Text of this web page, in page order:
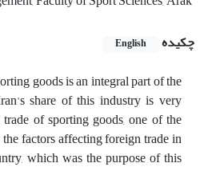
چکیده
English
goods is an integral part of the
share of this industry is very
of sporting goods, one of the
factors affecting foreign trade in
which was the purpose of this